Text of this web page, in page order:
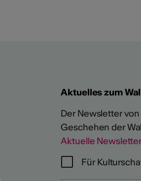
Aktuelles zum
Der Newsletter
Geschehen der
Aktuelle
Für